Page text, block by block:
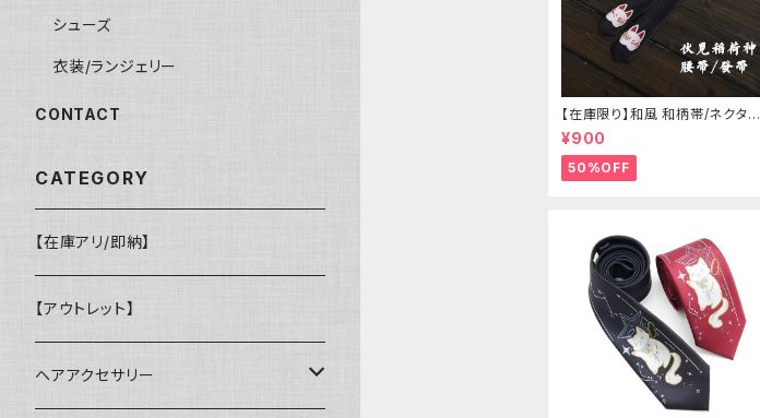
【在庫限り】和風 和柄帯/ネクタイ/
リボン（狐面/金魚
¥900
50%OFF
シューズ
衣装/ランジェリー
CONTACT
CATEGORY
【在庫アリ/即納】
【アウトレット】
ヘアアクセサリー